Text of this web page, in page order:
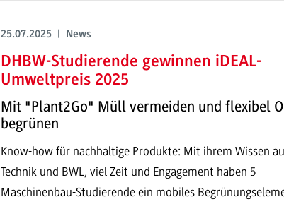
25.07.2025 | News
DHBW-Studierende gewinnen iDEAL-
Umweltpreis 2025
Mit "Plant2Go" Müll vermeiden und flexibel
begrünen
Know-how für nachhaltige Produkte: Mit ihrem Wissen
Technik und BWL, viel Zeit und Engagement haben 5
Maschinenbau-Studierende ein mobiles